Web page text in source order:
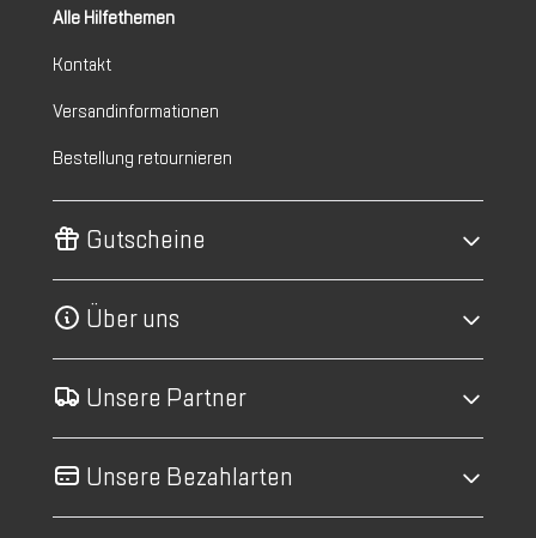
Alle Hilfethemen
Kontakt
Versandinformationen
Bestellung retournieren
Gutscheine
Über uns
Unsere Partner
Unsere Bezahlarten